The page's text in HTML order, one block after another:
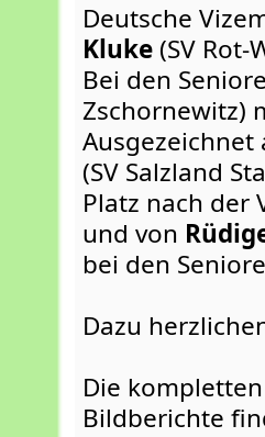
Deutsche
Kluke(SV Rot-
Bei den
Zschornewitz)
(SV Salzland
Platz nach der
und von
bei den
Dazu
Die
Bildberichte